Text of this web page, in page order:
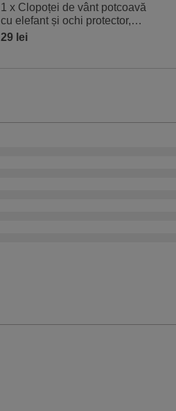
1 x Clopoței de vânt potcoavă
cu elefant și ochi protector,
pentru protecția locuinței,
29 lei